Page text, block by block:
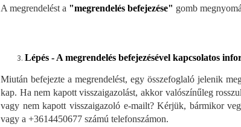
A megrendelést a "megrendelés befejezése" gomb
Lépés - A megrendelés befejezésével kapcsolatos
Miután befejezte a megrendelést, egy összefoglaló jelenik
kap. Ha nem kapott visszaigazolást, akkor valószínűleg
vagy nem kapott visszaigazoló e-mailt? Kérjük, bármikor
vagy a +3614450677 számú telefonszámon.